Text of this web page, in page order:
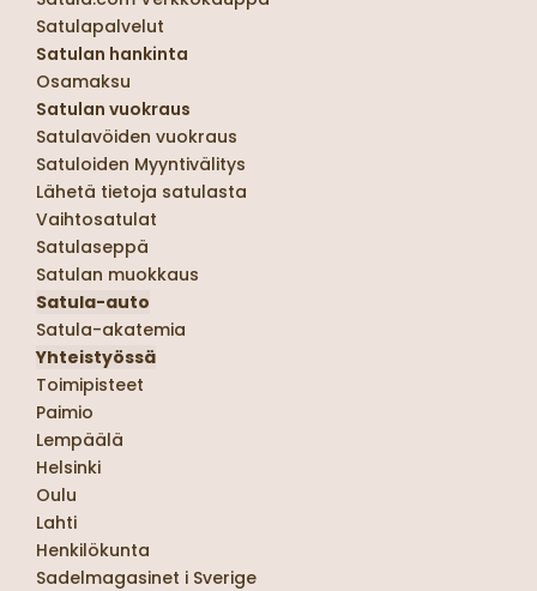
Satulapalvelut
Satulan hankinta
Osamaksu
Satulan vuokraus
Satulavöiden vuokraus
Satuloiden Myyntivälitys
Lähetä tietoja satulasta
Vaihtosatulat
Satulaseppä
Satulan muokkaus
Satula-auto
Satula-akatemia
Yhteistyössä
Toimipisteet
Paimio
Lempäälä
Helsinki
Oulu
Lahti
Henkilökunta
Sadelmagasinet i Sverige